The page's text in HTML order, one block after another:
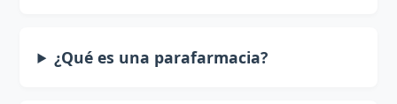
¿Qué es una parafarmacia?